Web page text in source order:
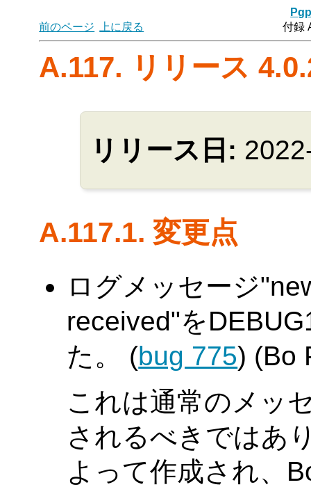
前のページ
上に戻る 付録
A.117. リリース
リリース日:
A.117.1. 変更点
ログメッセージ
received"を
た。 (bug 775) (Bo
これは通常のメッ
されるべきではあ
よって作成され、